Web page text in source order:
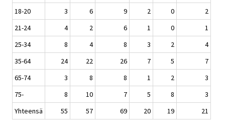
18-20
3 6 9 2 0
2
21-24
4 2 6 1 0
1
25-34
8 4 8 3 2
4
35-64
24 22 26 7 5
7
65-74
3 8 8 1 2
3
75-
8 10 7 5 8
3
Yhteensä
55 57 69 20 19 21